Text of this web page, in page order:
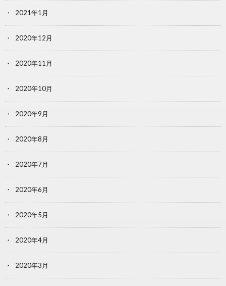
2021年1月
2020年12月
2020年11月
2020年10月
2020年9月
2020年8月
2020年7月
2020年6月
2020年5月
2020年4月
2020年3月